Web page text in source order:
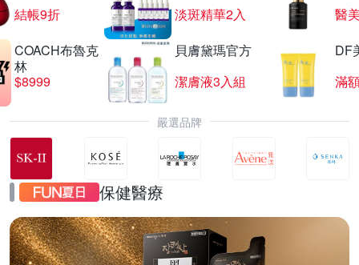
結帳9折
淡斑精華2入
醫
COACH布魯克
林
$8999
貝膚黛瑪官方
潔膚液3入組
DF
滿
嚴選品牌
保健醫療